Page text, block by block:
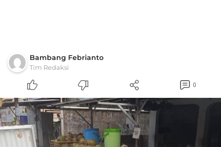
Bambang Febrianto
Tim Redaksi
0